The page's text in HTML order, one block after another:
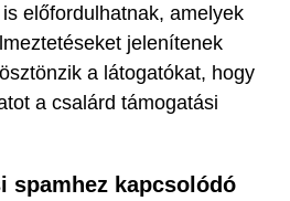
előfordulhatnak, amelyek
jelenítenek
a látogatókat, hogy
a csalárd támogatási
spamhez kapcsolódó